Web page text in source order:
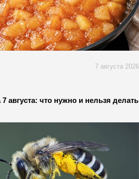
7 августа 2026
августа: что нужно и нельзя делать